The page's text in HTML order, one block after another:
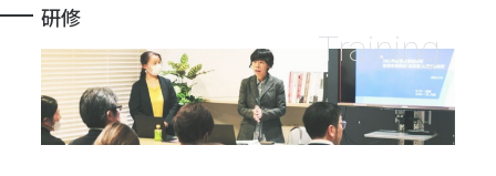
研修
Training